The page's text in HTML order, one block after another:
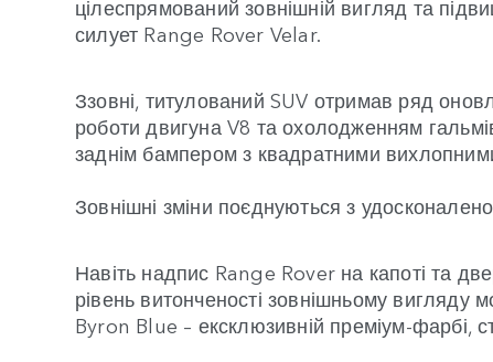
цілеспрямований зовнішній вигляд та
силует Range Rover Velar.
Ззовні, титулований SUV отримав ряд
роботи двигуна V8 та охолодженням
заднім бампером з квадратними
Зовнішні зміни поєднуються з
Навіть надпис Range Rover на капоті та
рівень витонченості зовнішньому
Byron Blue – ексклюзивній преміум-фарбі,